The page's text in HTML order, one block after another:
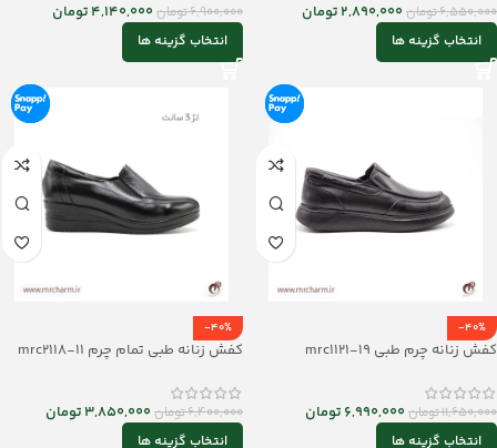
6,550,000تومان2,890,000تومان
انتخاب گزینه ها
6,900,000تومان4,140,000تومان
انتخاب گزینه ها
-40%
کفش زنانه چرم طبی mrc1121-19
11,650,000تومان6,990,000 تومان
انتخاب گزینه ها
-40%
کفش زنانه طبی تمام چرم mrc2118-11
6,400,000تومان3,850,000تومان
انتخاب گزینه ها